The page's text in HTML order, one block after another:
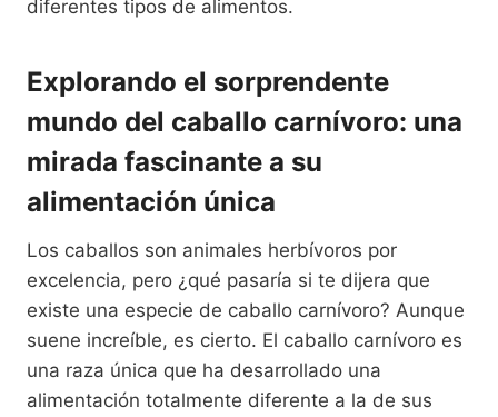
diferentes tipos de alimentos.
Explorando el sorprendente
mundo del caballo carnívoro: una
mirada fascinante a su
alimentación única
Los caballos son animales herbívoros por
excelencia, pero ¿qué pasaría si te dijera que
existe una especie de caballo carnívoro? Aunque
suene increíble, es cierto. El caballo carnívoro es
una raza única que ha desarrollado una
alimentación totalmente diferente a la de sus